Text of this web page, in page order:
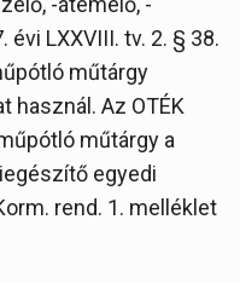
LXXVIII. tv. 2. § 38.
műtárgy
használ. Az OTÉK
műtárgy a
egyedi
rend. 1. melléklet